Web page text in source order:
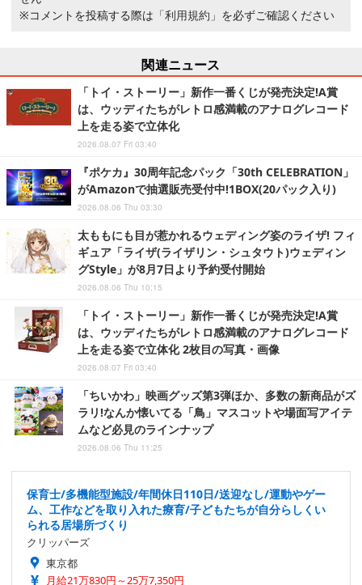
※コメントを投稿する際は 「利用規約」 を必ずご確認ください
関連ニュース
「トイ・ストーリー」新作一番くじが発売決定!A賞
は、ウッディたちがレトロ感満載のアナログレコード
上を走る姿で立体化
2026.08.07 Fri 03:40
『ポケカ』30周年記念パック「30th CELEBRATION」
がAmazonで抽選販売受付中!1BOX(20パック入り)
2026.08.06 Thu 03:30
太ももにも目が惹かれるウェディング姿のライザ! フィ
ギュア「ライザ(ライザリン・シュタウト)ウェディン
グStyle」が8月7日より予約受付開始
2026.08.06 Thu 10:15
「トイ・ストーリー」新作一番くじが発売決定!A賞
は、ウッディたちがレトロ感満載のアナログレコード
上を走る姿で立体化 2枚目の写真・画像
2026.08.07 Fri 03:40
「ちいかわ」映画グッズ第3弾ほか、多数の新商品がズ
ラリ!なんか懐いてる「鳥」マスコットや場面写アイテ
ムなど必見のラインナップ
2026.08.06 Thu 11:25
保育士/多機能型施設/年間休日110日/送迎なし/運動やゲー
ム、工作などを取り入れた療育/子どもたちが自分らしくい
られる居場所づくり
クリッパーズ
東京都
月給21万830円～25万7,350円